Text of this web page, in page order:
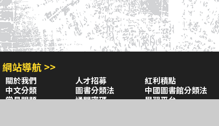
網站導航 >>
關於我們 人才招募
紅利積點
中文分類
圖書分類法
中國圖書館分類法
常見問題
通關密碼
學習平台